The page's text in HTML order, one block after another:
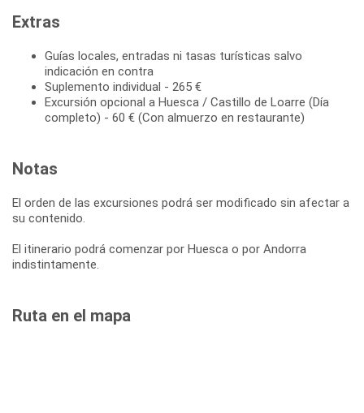
Extras
Guías locales, entradas ni tasas turísticas salvo
indicación en contra
Suplemento individual - 265 €
Excursión opcional a Huesca / Castillo de Loarre (Día
completo) - 60 € (Con almuerzo en restaurante)
Notas
El orden de las excursiones podrá ser modificado sin afectar a
su contenido.
El itinerario podrá comenzar por Huesca o por Andorra
indistintamente.
Ruta en el mapa